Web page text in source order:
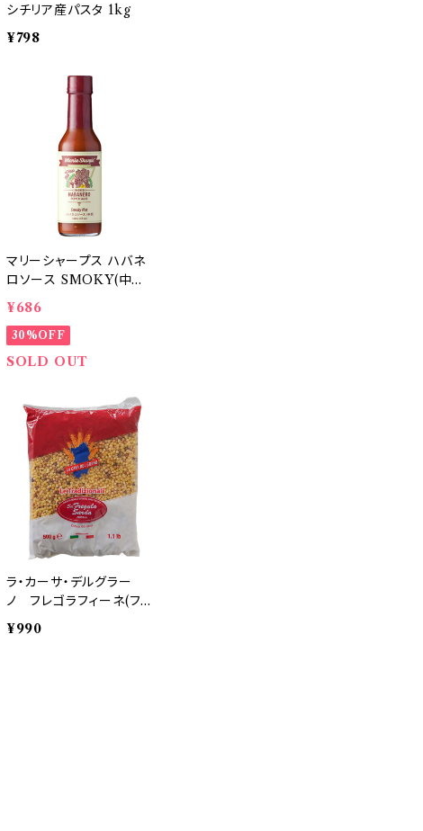
シチリア産パスタ 1kg
¥798
マリーシャープス ハバネ
ロソース SMOKY(中辛)
148ml
¥686
30%OFF
SOLD OUT
ラ・カーサ・デルグラー
ノ フレゴラフィーネ(フレ
ーゴラ) 500g
¥990